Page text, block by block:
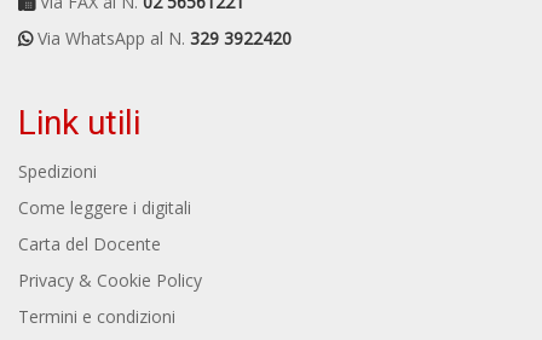
Via WhatsApp al N. 329 3922420
Link utili
Spedizioni
Come leggere i digitali
Carta del Docente
Privacy & Cookie Policy
Termini e condizioni